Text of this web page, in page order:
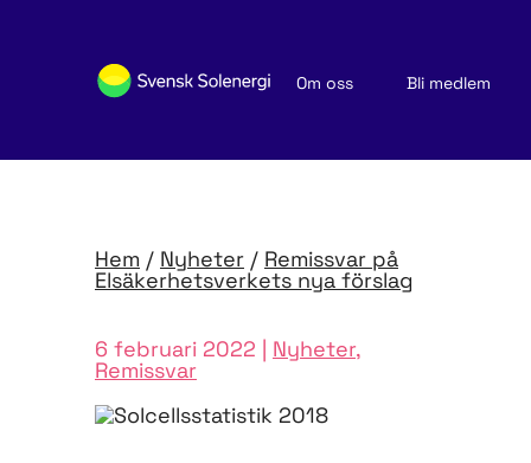
Om oss
Bli medlem
Nyheter och publikationer
Hem / Nyheter / Remissvar på
Elsäkerhetsverkets nya förslag
6 februari 2022 | Nyheter,
Remissvar